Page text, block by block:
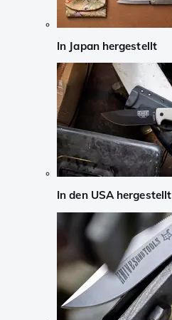
In Japan hergestellt
In den USA hergestellt